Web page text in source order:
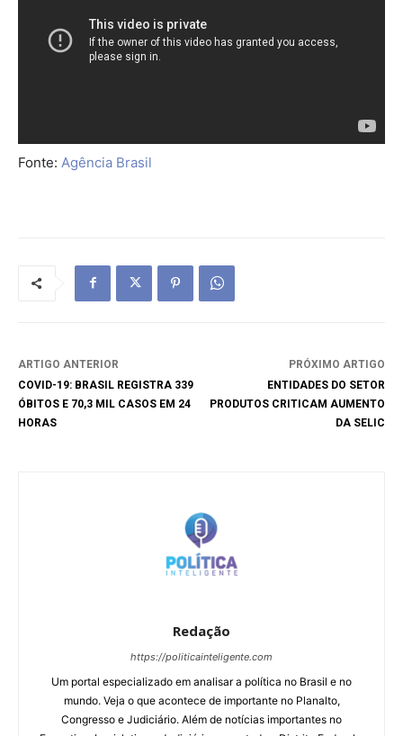
Fonte: Agência Brasil
ARTIGO ANTERIOR
COVID-19: BRASIL REGISTRA 339
ÓBITOS E 70,3 MIL CASOS EM 24
HORAS
PRÓXIMO ARTIGO
ENTIDADES DO SETOR
PRODUTOS CRITICAM AUMENTO
DA SELIC
Redação
https://politicainteligente.com
Um portal especializado em analisar a política no Brasil e no
mundo. Veja o que acontece de importante no Planalto,
Congresso e Judiciário. Além de notícias importantes no